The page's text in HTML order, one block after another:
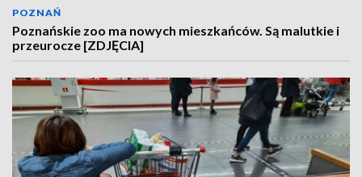
POZNAŃ
Poznańskie zoo ma nowych mieszkańców. Są malutkie i
przeurocze [ZDJĘCIA]